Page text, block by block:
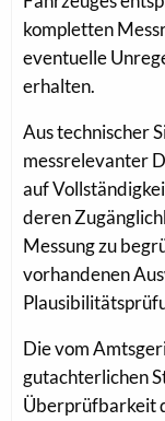
kompletten
eventuelle
erhalten.
Aus technischer
messrelevanter
auf
deren
Messung zu
vorhandenen
Die vom
gutachterlichen
Überprüfbarkeit